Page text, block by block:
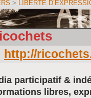
http://
participatif &
libres,
> LIBERTÉ